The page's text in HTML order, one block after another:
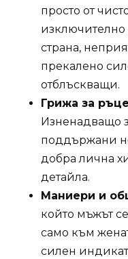
просто от
изключително
страна,
прекалено
отблъскващи.
Грижа за
Изненадващо
поддържани
добра лична
детайла.
Маниери и
който мъжът
само към
силен